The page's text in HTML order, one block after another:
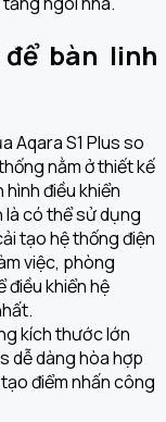
bàn linh
Aqara S1 Plus so
nằm ở thiết kế
điều khiển
có thể sử dụng
tạo hệ thống điện
việc, phòng
điều khiển hệ
kích thước lớn
dễ dàng hòa hợp
điểm nhấn công